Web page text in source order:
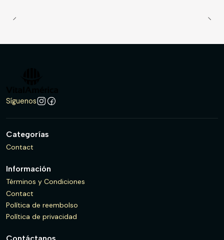
Síguenos
Categorías
Contact
Información
Términos y Condiciones
Contact
Política de reembolso
Política de privacidad